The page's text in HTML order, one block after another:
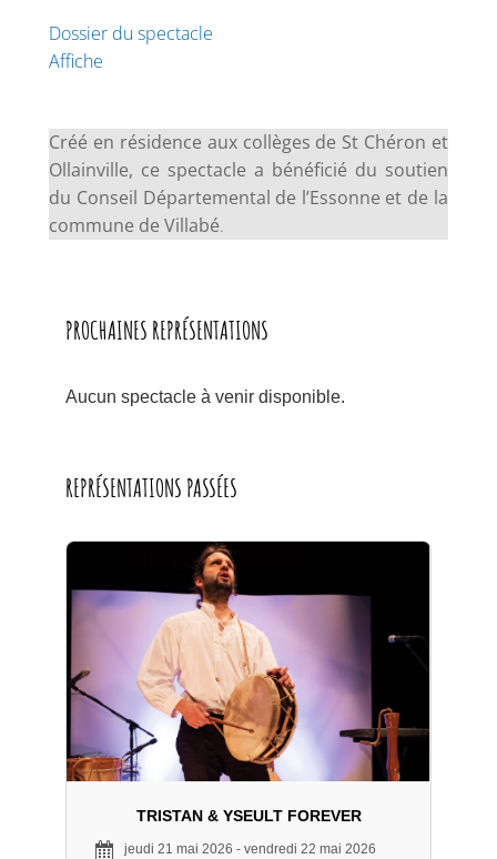
Dossier du spectacle
Affiche
Créé en résidence aux collèges de St Chéron et
Ollainville, ce spectacle a bénéficié du soutien
du Conseil Départemental de l’Essonne et de la
commune de Villabé.
PROCHAINES REPRÉSENTATIONS
Aucun spectacle à venir disponible.
REPRÉSENTATIONS PASSÉES
TRISTAN & YSEULT FOREVER
jeudi 21 mai 2026 - vendredi 22 mai 2026